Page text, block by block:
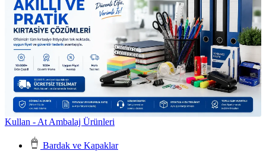
Kullan - At Ambalaj Ürünleri
Bardak ve Kapaklar